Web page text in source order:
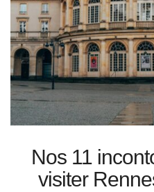
Nos 11
visiter